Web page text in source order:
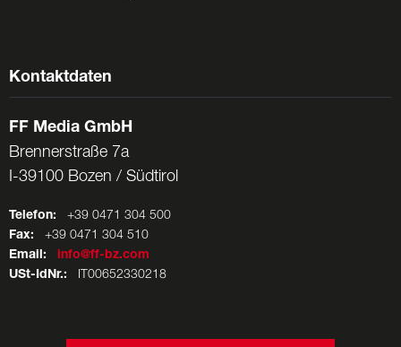
Kontaktdaten
FF Media GmbH
Brennerstraße 7a
I-39100 Bozen / Südtirol
Telefon: +39 0471 304 500
Fax: +39 0471 304 510
Email:
info@ff-bz.com
USt-IdNr.: IT00652330218